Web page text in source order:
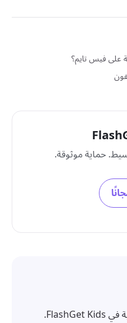
على فيس تايم؟
حماية موثوقة.